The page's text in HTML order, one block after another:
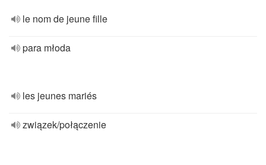
le nom de jeune fille
para młoda
les jeunes mariés
związek/połączenie